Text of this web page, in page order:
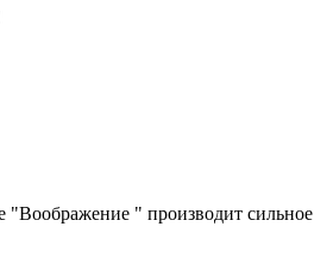
"Воображение " производит сильное